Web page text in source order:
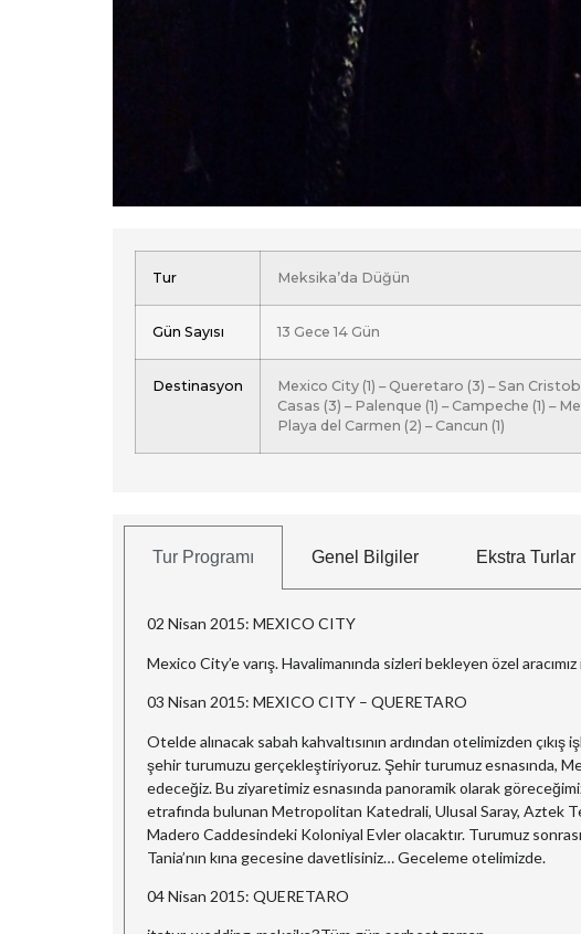
Tur Meksika’da Düğün
Gün Sayısı 13 Gece 14 Gün
Destinasyon
Mexico City (1) – Queretaro (3) – San
Casas (3) – Palenque (1) – Campeche (1) –
Playa del Carmen (2) – Cancun (1)
Tur Programı Genel Bilgiler Ekstra Turlar
02 Nisan 2015: MEXICO CITY
Mexico City’e varış. Havalimanında sizleri bekleyen özel
03 Nisan 2015: MEXICO CITY – QUERETARO
Otelde alınacak sabah kahvaltısının ardından otelimizden
şehir turumuzu gerçekleştiriyoruz. Şehir turumuz esnasında,
edeceğiz. Bu ziyaretimiz esnasında panoramik olarak
etrafında bulunan Metropolitan Katedrali, Ulusal Saray, Aztek
Madero Caddesindeki Koloniyal Evler olacaktır. Turumuz
Tania’nın kına gecesine davetlisiniz… Geceleme otelimizde.
04 Nisan 2015: QUERETARO